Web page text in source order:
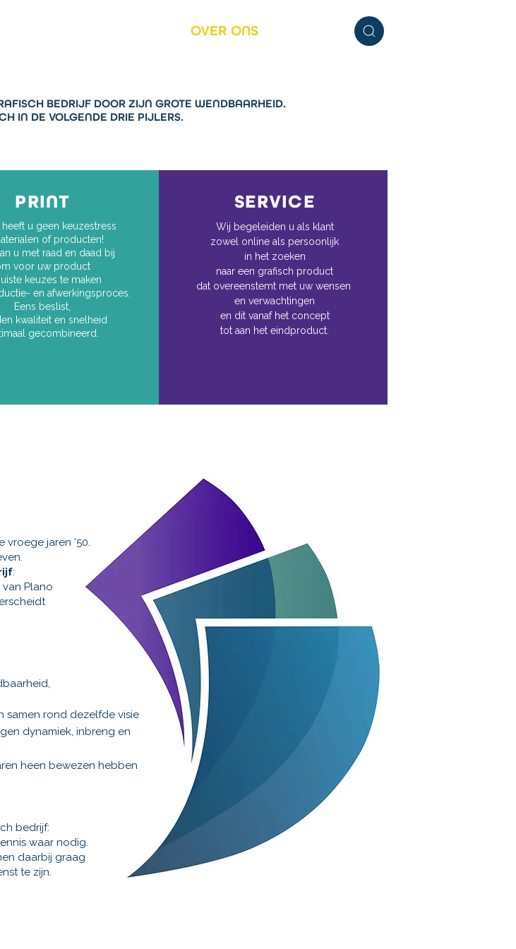
OVER ONS
BEDRIJF DOOR ZIJN GROTE WENDBAARHEID.
IN DE VOLGENDE DRIE PIJLERS.
vroege jaren ‘50.
:
Plano
samen rond dezelfde visie​
dynamiek, inbreng en
heen bewezen hebben
bedrijf:
waar nodig.
daarbij graag
te zijn.
PRINT
heeft u geen keuzestress
of producten!
u met raad en daad bij
voor uw product
keuzes te maken
en afwerkingsproces.
Eens beslist,
kwaliteit en snelheid
gecombineerd.
SERVICE
Wij begeleiden u als klant
zowel online als persoonlijk
in het zoeken
naar een grafisch product
dat overeenstemt met uw wensen
en verwachtingen
en dit vanaf het concept
tot aan het eindproduct.